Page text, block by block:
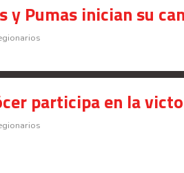
y Pumas inician su
participa en la